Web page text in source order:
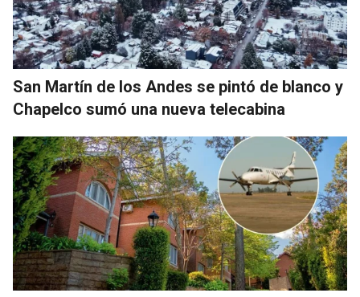
San Martín de los Andes se pintó de blanco y
Chapelco sumó una nueva telecabina